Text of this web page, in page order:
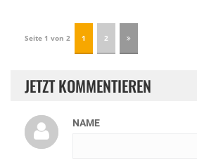
Seite 1 von 2 1 2
JETZT KOMMENTIEREN
NAME